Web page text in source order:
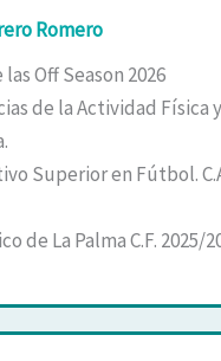
Romero
Off Season 2026
de la Actividad Física
Superior en Fútbol.
de La Palma C.F. 2025/